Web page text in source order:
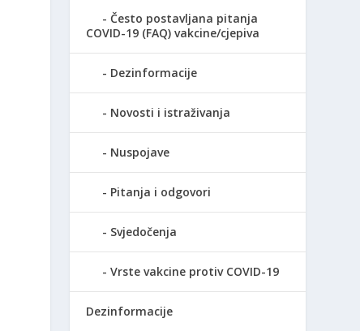
Često postavljana pitanja
COVID-19 (FAQ) vakcine/cjepiva
Dezinformacije
Novosti i istraživanja
Nuspojave
Pitanja i odgovori
Svjedočenja
Vrste vakcine protiv COVID-19
Dezinformacije